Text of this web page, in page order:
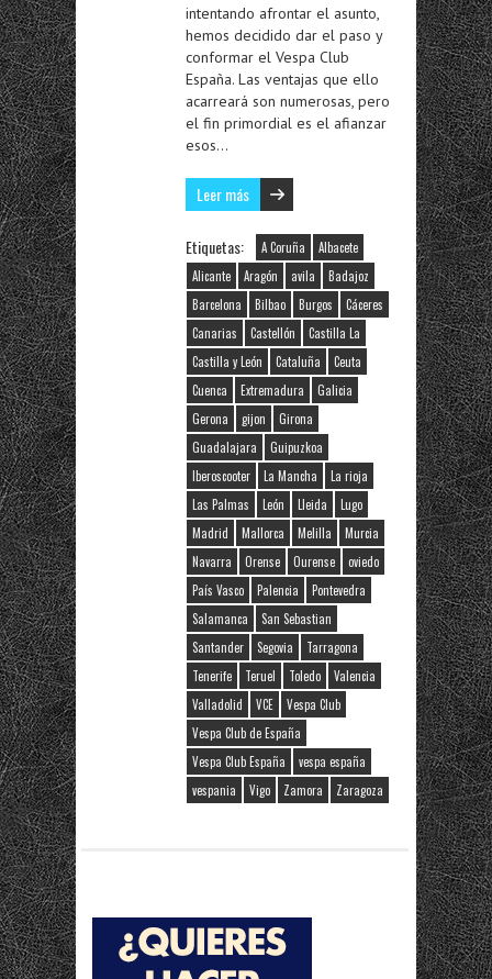
intentando afrontar el asunto,
hemos decidido dar el paso y
conformar el Vespa Club
España. Las ventajas que ello
acarreará son numerosas, pero
el fin primordial es el afianzar
esos…
Leer más
Etiquetas: A Coruña
Albacete
Alicante
Aragón avila
Badajoz
Barcelona
Bilbao Burgos
Cáceres
Canarias
Castellón
Castilla La
Castilla y León
Cataluña
Ceuta
Cuenca
Extremadura
Galicia
Gerona
gijon
Girona
Guadalajara
Guipuzkoa
Iberoscooter
La Mancha
La rioja
Las Palmas
León Lleida
Lugo
Madrid
Mallorca Melilla
Murcia
Navarra
Orense Ourense
oviedo
País Vasco
Palencia
Pontevedra
Salamanca
San Sebastian
Santander
Segovia
Tarragona
Tenerife
Teruel Toledo
Valencia
Valladolid
VCE
Vespa Club
Vespa Club de España
Vespa Club España
vespa españa
vespania
Vigo Zamora Zaragoza